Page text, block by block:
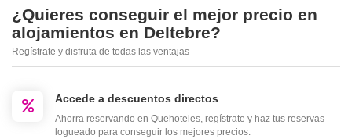
¿Quieres conseguir el mejor precio en
alojamientos en Deltebre?
Regístrate y disfruta de todas las ventajas
Accede a descuentos directos
Ahorra reservando en Quehoteles, regístrate y haz tus reservas
logueado para conseguir los mejores precios.